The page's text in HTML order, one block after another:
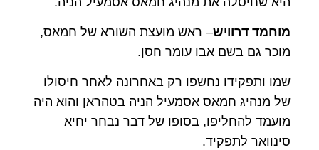
מוחמד דרוויש– ראש מועצת השורא של חמאס,
מוכר גם בשם אבו עומר חסן.
שמו ותפקידו נחשפו רק באחרונה לאחר חיסולו
של מנהיג חמאס אסמעיל הניה בטהראן והוא היה
מועמד להחליפו, בסופו של דבר נבחר יחיא
סינוואר לתפקיד.